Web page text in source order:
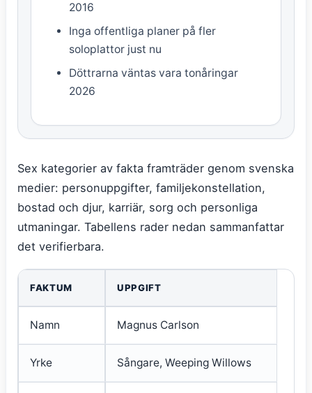
2016
Inga offentliga planer på fler
soloplattor just nu
Döttrarna väntas vara tonåringar
2026
Sex kategorier av fakta framträder genom svenska
medier: personuppgifter, familjekonstellation,
bostad och djur, karriär, sorg och personliga
utmaningar. Tabellens rader nedan sammanfattar
det verifierbara.
FAKTUM UPPGIFT
Namn Magnus Carlson
Yrke Sångare, Weeping Willows